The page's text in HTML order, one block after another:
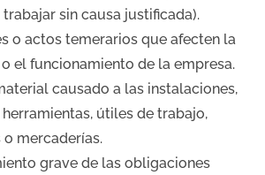
sin causa justificada).
o actos temerarios que afecten la
el funcionamiento de la empresa.
causado a las instalaciones,
herramientas, útiles de trabajo,
mercaderías.
grave de las obligaciones